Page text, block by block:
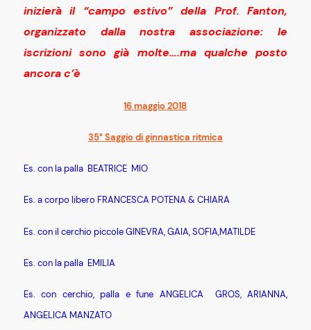
inizierà il “campo estivo” della Prof. Fanton,
organizzato dalla nostra associazione: le
iscrizioni sono già molte….ma qualche posto
ancora c’è
16 maggio 2018
35° Saggio di ginnastica ritmica
Es. con la palla BEATRICE MIO
Es. a corpo libero FRANCESCA POTENA & CHIARA
Es. con il cerchio piccole GINEVRA, GAIA, SOFIA,MATILDE
Es. con la palla EMILIA
Es. con cerchio, palla e fune ANGELICA GROS, ARIANNA,
ANGELICA MANZATO